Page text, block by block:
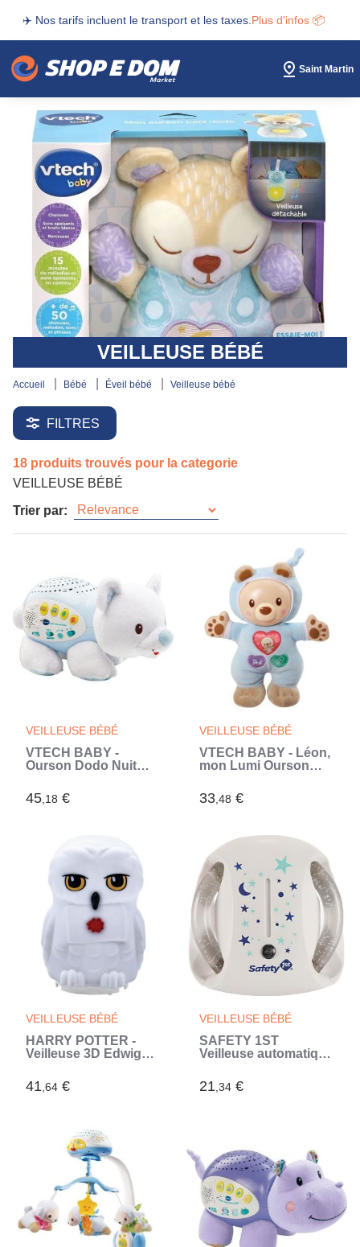
✈️ Nos tarifs incluent le transport et les taxes. Plus d'infos 📦
Saint Martin
VEILLEUSE BÉBÉ
accueil bébé éveil bébé veilleuse bébé
FILTRES
18 produits trouvés pour la categorie
VEILLEUSE BÉBÉ
Trier par:
VEILLEUSE BÉBÉ
VTECH BABY -
Ourson Dodo Nuit
45,18 €
VEILLEUSE BÉBÉ
VTECH BABY - Léon,
mon Lumi Ourson
33,48 €
VEILLEUSE BÉBÉ
HARRY POTTER -
Veilleuse 3D Edwige -
couleurs - LEXIBOOK
(Blanc)
41,64 €
VEILLEUSE BÉBÉ
SAFETY 1ST
Veilleuse automatique
(Blanc)
21,34 €